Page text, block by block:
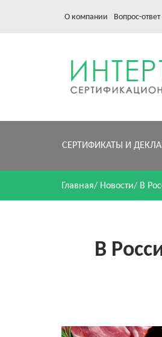
О компании Вопрос-ответ
СЕРТИФИКАТЫ И
Главная/ Новости/ В
В